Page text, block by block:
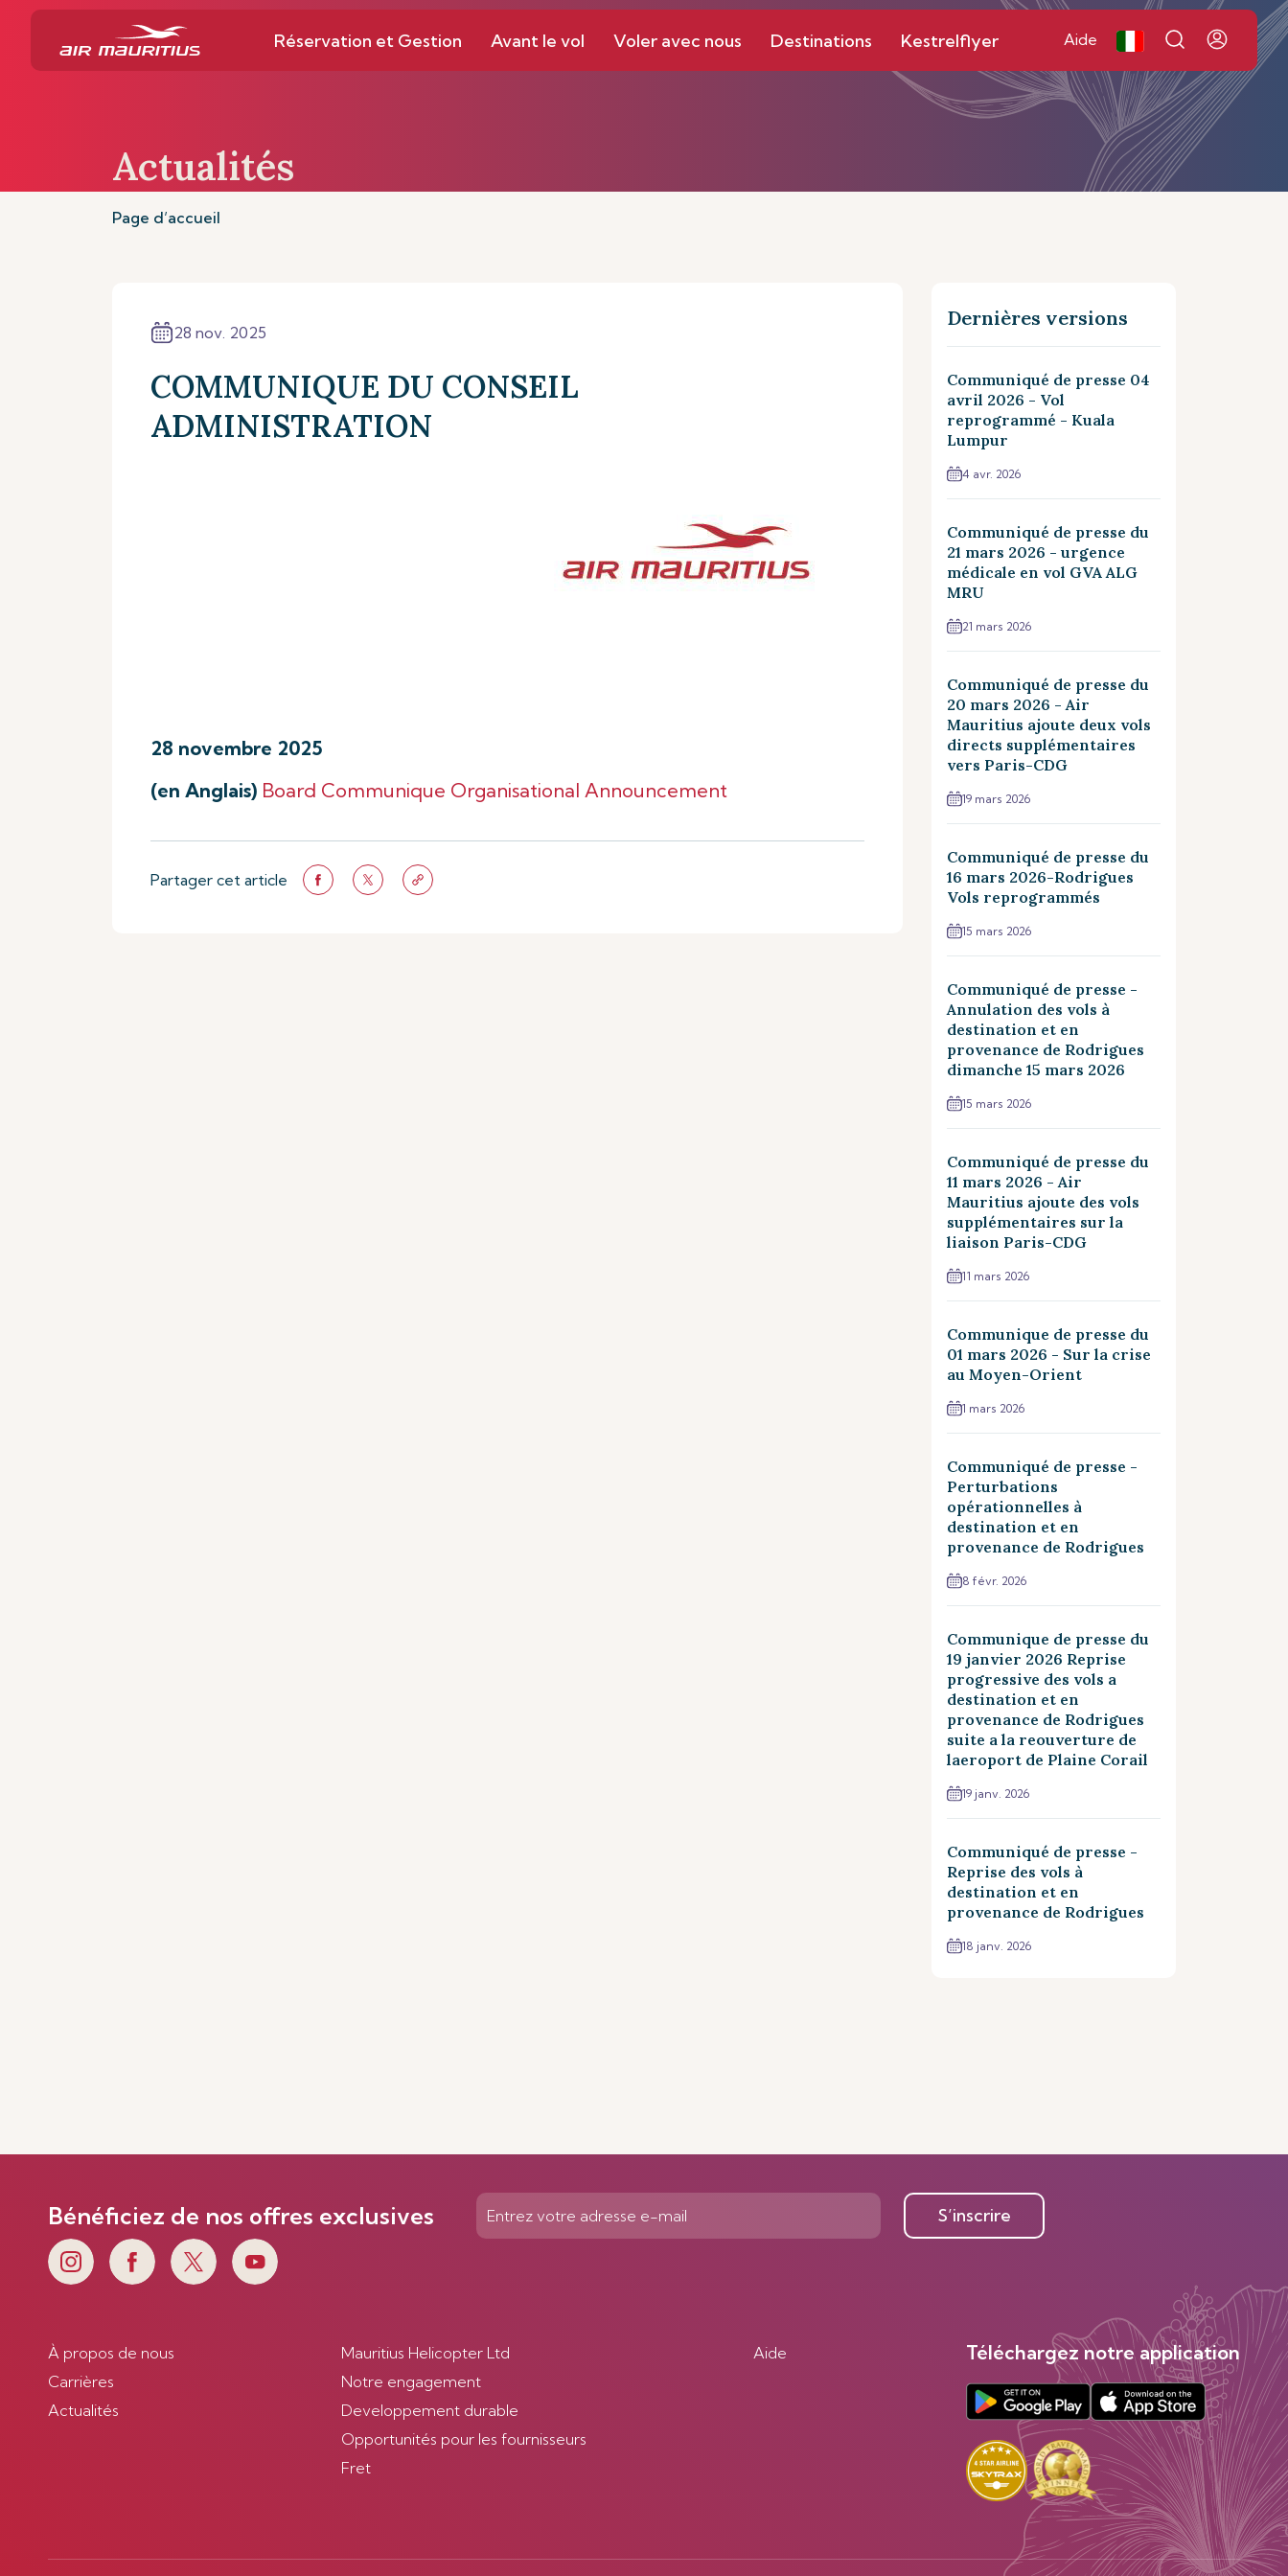
Réservation et Gestion Avant le vol Voler avec nous Destinations Kestrelflyer Aide
Actualités
Page d’accueil
28 nov. 2025
COMMUNIQUE DU CONSEIL
ADMINISTRATION
28 novembre 2025
(en Anglais) Board Communique Organisational Announcement
Partager cet article
Dernières versions
Communiqué de presse 04
avril 2026 - Vol
reprogrammé - Kuala
Lumpur
4 avr. 2026
Communiqué de presse du
21 mars 2026 - urgence
médicale en vol GVA ALG
MRU
21 mars 2026
Communiqué de presse du
20 mars 2026 - Air
Mauritius ajoute deux vols
directs supplémentaires
vers Paris-CDG
19 mars 2026
Communiqué de presse du
16 mars 2026-Rodrigues
Vols reprogrammés
15 mars 2026
Communiqué de presse -
Annulation des vols à
destination et en
provenance de Rodrigues
dimanche 15 mars 2026
15 mars 2026
Communiqué de presse du
11 mars 2026 - Air
Mauritius ajoute des vols
supplémentaires sur la
liaison Paris-CDG
11 mars 2026
Communique de presse du
01 mars 2026 - Sur la crise
au Moyen-Orient
1 mars 2026
Communiqué de presse -
Perturbations
opérationnelles à
destination et en
provenance de Rodrigues
8 févr. 2026
Communique de presse du
19 janvier 2026 Reprise
progressive des vols a
destination et en
provenance de Rodrigues
suite a la reouverture de
laeroport de Plaine Corail
19 janv. 2026
Communiqué de presse -
Reprise des vols à
destination et en
provenance de Rodrigues
18 janv. 2026
Bénéficiez de nos offres exclusives S’inscrire
À propos de nous
Carrières
Actualités
Mauritius Helicopter Ltd
Notre engagement
Developpement durable
Opportunités pour les fournisseurs
Fret
Aide Téléchargez notre application